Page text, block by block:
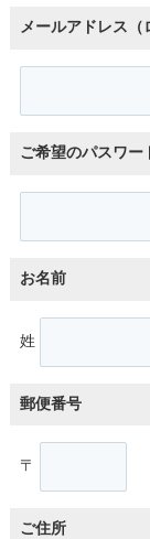
メールアドレス（
ご希望のパスワー
お名前
姓
郵便番号
〒
ご住所